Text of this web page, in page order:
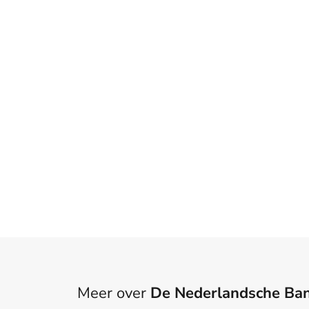
Meer over De Nederlandsche